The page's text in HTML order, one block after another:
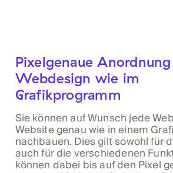
Pixelgenaue
Webdesign wie im
Grafikprogramm
Sie können auf Wunsch jede
Website genau wie in einem
nachbauen. Dies gilt sowohl für
auch für die verschiedenen
können dabei bis auf den Pixel